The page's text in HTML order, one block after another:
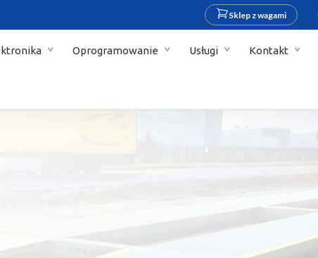
Sklep z wagami
Oprogramowanie Usługi Kontakt